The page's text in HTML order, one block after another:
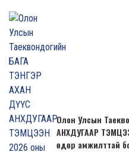
Олон Улсын
АНХДУГААР
өдөр амжилттай